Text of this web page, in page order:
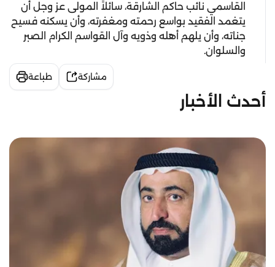
القاسمي نائب حاكم الشارقة، سائلاً المولى عز وجل أن
يتغمد الفقيد بواسع رحمته ومغفرته، وأن يسكنه فسيح
جناته، وأن يلهم أهله وذويه وآل القواسم الكرام الصبر
والسلوان.
مشاركة طباعة
أحدث الأخبار